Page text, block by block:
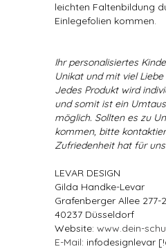
leichten Faltenbildung
Einlegefolien kommen.
Ihr personalisiertes
Unikat und mit viel
Jedes Produkt wird
und somit ist ein
möglich. Sollten es zu
kommen, bitte
Zufriedenheit hat für
LEVAR DESIGN
Gilda Handke-Levar
Grafenberger Allee 277-
40237 Düsseldorf
Website: www.dein-
E-Mail: infodesignlevar